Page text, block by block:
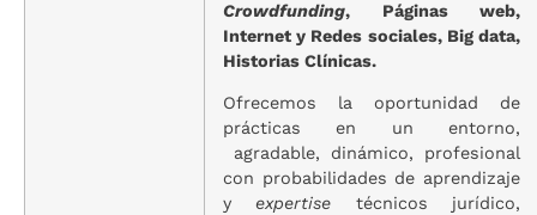
Crowdfunding, Páginas web,
Internet y Redes sociales, Big data,
Historias Clínicas.
Ofrecemos la oportunidad de
prácticas en un entorno,
agradable, dinámico, profesional
con probabilidades de aprendizaje
yexpertise técnicos jurídico,